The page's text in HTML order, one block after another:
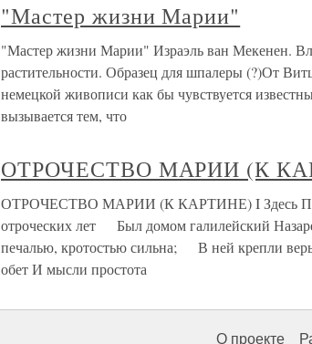
"Мастер жизни Марии"
"Мастер жизни Марии" Израэль ван Мекенен.
растительности. Образец для шпалеры (?)От
немецкой живописи как бы чувствуется
вызывается тем, что
ОТРОЧЕСТВО МАРИИ (К
ОТРОЧЕСТВО МАРИИ (К КАРТИНЕ) I Здесь
отроческих лет Был домом галилейский
печалью, кротостью сильна; В ней крепли
обет И мысли простота
О проекте